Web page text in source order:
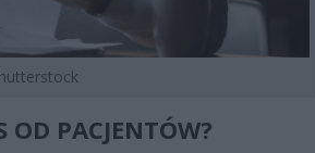
OD PACJENTÓW?